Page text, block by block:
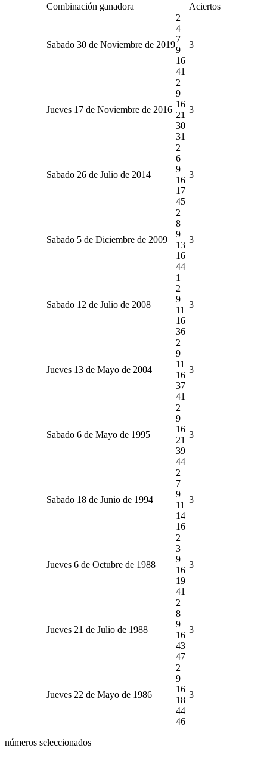
Combinación ganadora Aciertos
Sabado 30 de Noviembre de 2019
2
4
7
9
16
41
3
Jueves 17 de Noviembre de 2016
2
9
16
21
30
31
3
Sabado 26 de Julio de 2014
2
6
9
16
17
45
3
Sabado 5 de Diciembre de 2009
2
8
9
13
16
44
3
Sabado 12 de Julio de 2008
1
2
9
11
16
36
3
Jueves 13 de Mayo de 2004
2
9
11
16
37
41
3
Sabado 6 de Mayo de 1995
2
9
16
21
39
44
3
Sabado 18 de Junio de 1994
2
7
9
11
14
16
3
Jueves 6 de Octubre de 1988
2
3
9
16
19
41
3
Jueves 21 de Julio de 1988
2
8
9
16
43
47
3
Jueves 22 de Mayo de 1986
2
9
16
18
44
46
3
números seleccionados